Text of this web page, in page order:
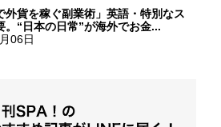
外貨を稼ぐ副業術」英語・特別なス
。“日本の日常”が海外でお金...
06日